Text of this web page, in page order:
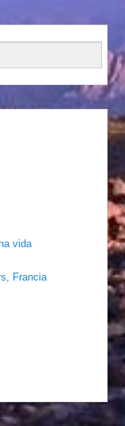
vida
Francia